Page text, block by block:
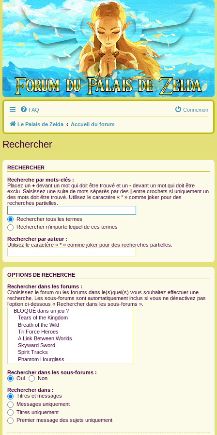
FAQ Connexion
Le Palais de Zelda Accueil du forum
Rechercher
RECHERCHER
Recherche par mots-clés :
Placez un + devant un mot qui doit être trouvé et un - devant un mot qui doit être
exclu. Saisissez une suite de mots séparés par des | entre crochets si uniquement un
des mots doit être trouvé. Utilisez le caractère « * » comme joker pour des
recherches partielles.
Rechercher tous les termes
Rechercher n’importe lequel de ces termes
Rechercher par auteur :
Utilisez le caractère « * » comme joker pour des recherches partielles.
OPTIONS DE RECHERCHE
Rechercher dans les forums :
Choisissez le forum ou les forums dans le(s)quel(s) vous souhaitez effectuer une
recherche. Les sous-forums sont automatiquement inclus si vous ne désactivez pas
l’option ci-dessous « Rechercher dans les sous-forums ».
Rechercher dans les sous-forums :
Oui
Non
Rechercher dans :
Titres et messages
Messages uniquement
Titres uniquement
Premier message des sujets uniquement